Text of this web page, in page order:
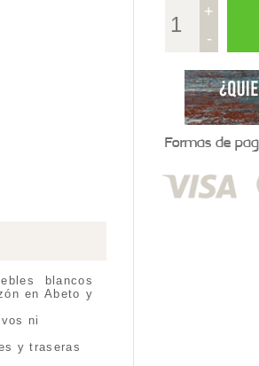
blancos
en Abeto y
ni
y traseras
+
-
Formas de